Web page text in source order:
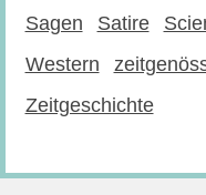
Sagen
Satire
Western
Zeitgeschichte